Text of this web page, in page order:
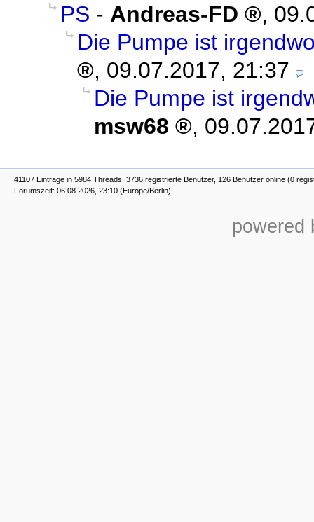
PS - Andreas-FD ,
Die Pumpe ist
, 09.07.2017, 21:37
Die Pumpe ist
msw68
,
41107 Einträge in 5984 Threads, 3736 registrierte Benutzer, 126 Benutzer online (0
Forumszeit: 06.08.2026, 23:10 (Europe/Berlin)
powered